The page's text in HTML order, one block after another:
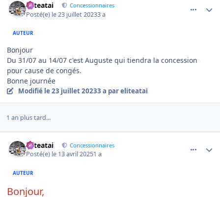
eliteatai Concessionnaires
Posté(e) le 23 juillet 20233 a
AUTEUR
Bonjour
Du 31/07 au 14/07 c'est Auguste qui tiendra la concession
pour cause de congés.
Bonne journée
Modifié le 23 juillet 20233 a par eliteatai
1 an plus tard...
eliteatai Concessionnaires
Posté(e) le 13 avril 20251 a
AUTEUR
Bonjour,